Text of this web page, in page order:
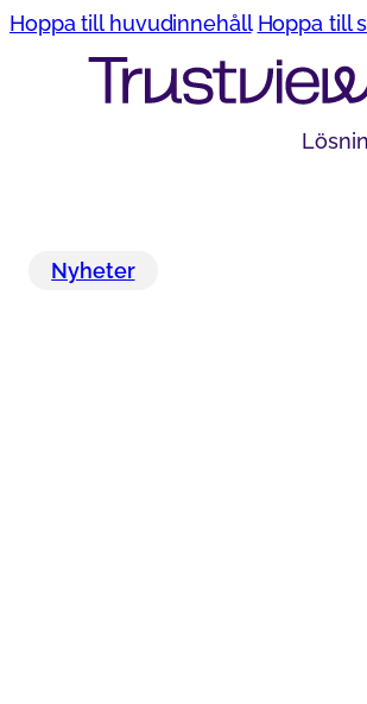
Hoppa till huvudinnehåll Hoppa till
Nyheter